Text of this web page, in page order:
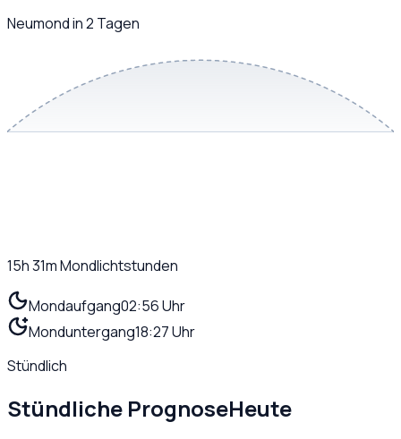
Neumond in 2 Tagen
15h 31mMondlichtstunden
Mondaufgang02:56 Uhr
Monduntergang18:27 Uhr
Stündlich
Stündliche PrognoseHeute